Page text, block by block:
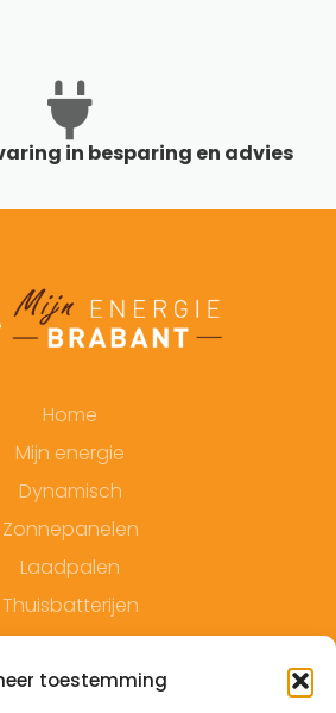
toestemming
in besparing en advies
Home
Mijn energie
Dynamisch
Zonnepanelen
Laadpalen
Thuisbatterijen
Contact